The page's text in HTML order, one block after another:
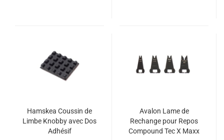
Hamskea Coussin de
Limbe Knobby avec Dos
Adhésif
Avalon Lame de
Rechange pour Repos
Compound Tec X Maxx